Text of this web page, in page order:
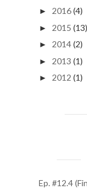
► 2016(4)
► 2015 (13)
► 2014(2)
► 2013 (1)
► 2012 (1)
Ep. #12.4